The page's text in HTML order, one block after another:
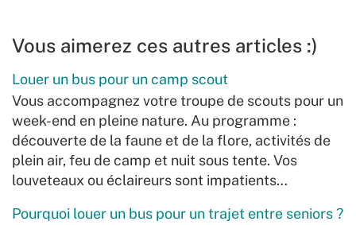
Vous aimerez ces autres articles :)
Louer un bus pour un camp scout
Vous accompagnez votre troupe de scouts pour un
week-end en pleine nature. Au programme :
découverte de la faune et de la flore, activités de
plein air, feu de camp et nuit sous tente. Vos
louveteaux ou éclaireurs sont impatients…
Pourquoi louer un bus pour un trajet entre seniors ?